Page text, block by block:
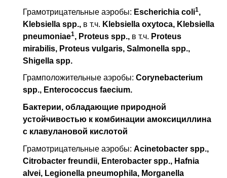
Грамотрицательные аэробы: Escherichia coli1,
Klebsiella spp., в т.ч. Klebsiella oxytoca, Klebsiella
pneumoniae1, Proteus spp., в т.ч. Proteus
mirabilis, Proteus vulgaris, Salmonella spp.,
Shigella spp.
Грамположительные аэробы: Corynebacterium
spp., Enterococcus faecium.
Бактерии, обладающие природной
устойчивостью к комбинации амоксициллина
с клавулановой кислотой
Грамотрицательные аэробы: Acinetobacter spp.,
Citrobacter freundii, Enterobacter spp., Hafnia
alvei, Legionella pneumophila, Morganella